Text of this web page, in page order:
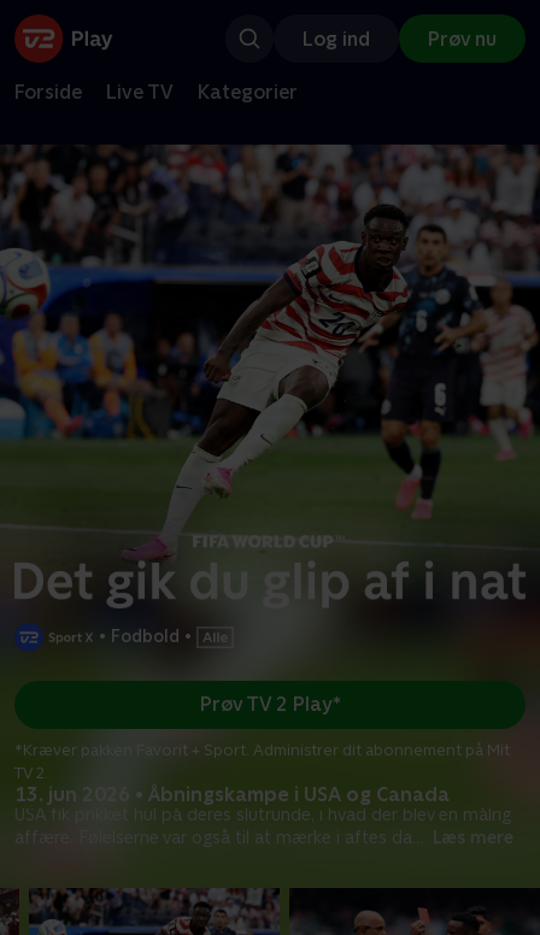
Log ind Prøv nu
Forside Live TV Kategorier
• Fodbold •
13. jun 2026 • Åbningskampe i USA og Canada
USA fik prikket hul på deres slutrunde, i hvad der blev en målrig
affære. Følelserne var også til at mærke i aftes da... Læs mere
Prøv TV 2 Play*
*Kræver pakken Favorit + Sport. Administrer dit abonnement på Mit
TV 2.